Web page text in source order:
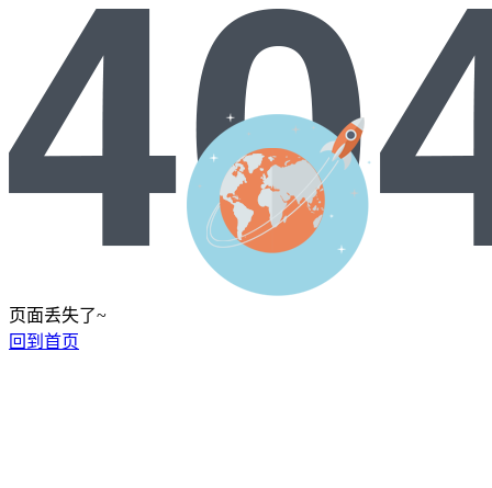
页面丢失了~
回到首页